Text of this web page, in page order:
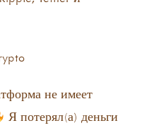
не имеет
Я потерял(а) деньги